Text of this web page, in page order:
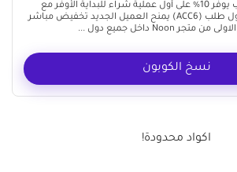
كود خصم نون أول طلب يوفر 10% على أول عملية شراء للبداية الأوفر مع
Noon، كود خصم نون أول طلب (ACC6) يمنح العميل الجديد تخفيض مباشر
نسخ الكوبون
اكواد محدودة!